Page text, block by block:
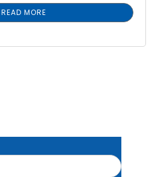
READ MORE